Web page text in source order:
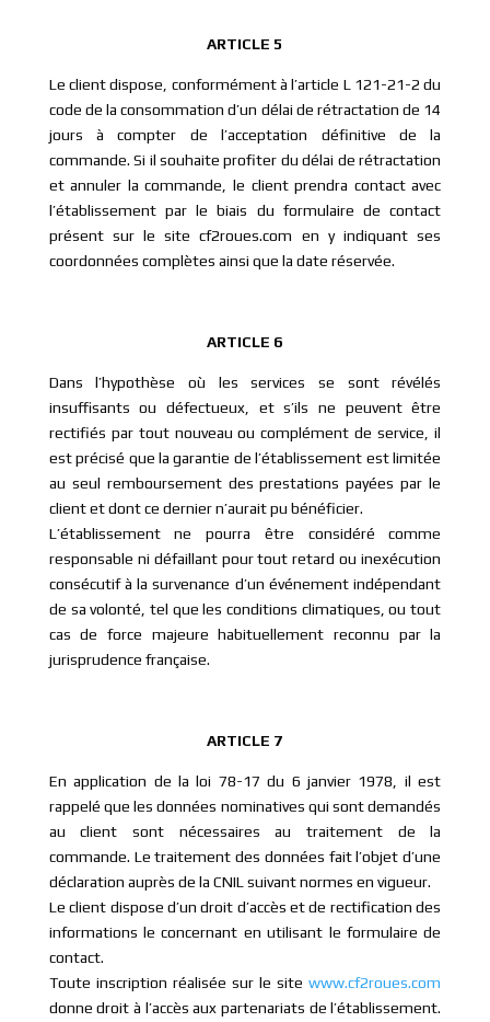
ARTICLE 5
Le client dispose, conformément à l’article L 121-21-2 du
code de la consommation d’un délai de rétractation de 14
jours à compter de l’acceptation définitive de la
commande. Si il souhaite profiter du délai de rétractation
et annuler la commande, le client prendra contact avec
l’établissement par le biais du formulaire de contact
présent sur le site cf2roues.com en y indiquant ses
coordonnées complètes ainsi que la date réservée.
ARTICLE 6
Dans l’hypothèse où les services se sont révélés
insuffisants ou défectueux, et s’ils ne peuvent être
rectifiés par tout nouveau ou complément de service, il
est précisé que la garantie de l’établissement est limitée
au seul remboursement des prestations payées par le
client et dont ce dernier n’aurait pu bénéficier.
L’établissement ne pourra être considéré comme
responsable ni défaillant pour tout retard ou inexécution
consécutif à la survenance d’un événement indépendant
de sa volonté, tel que les conditions climatiques, ou tout
cas de force majeure habituellement reconnu par la
jurisprudence française.
ARTICLE 7
En application de la loi 78-17 du 6 janvier 1978, il est
rappelé que les données nominatives qui sont demandés
au client sont nécessaires au traitement de la
commande. Le traitement des données fait l’objet d’une
déclaration auprès de la CNIL suivant normes en vigueur.
Le client dispose d’un droit d’accès et de rectification des
informations le concernant en utilisant le formulaire de
contact.
Toute inscription réalisée sur le sitewww.cf2roues.com
donne droit à l’accès aux partenariats de l’établissement.